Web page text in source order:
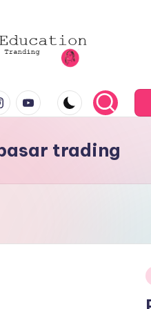
youtube.com
trading